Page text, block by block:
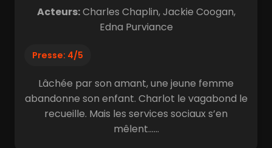
Acteurs:Charles Chaplin, Jackie Coogan,
Edna Purviance
Presse: 4/5
Lâchée par son amant, une jeune femme
abandonne son enfant. Charlot le vagabond le
recueille. Mais les services sociaux s’en
mêlent......